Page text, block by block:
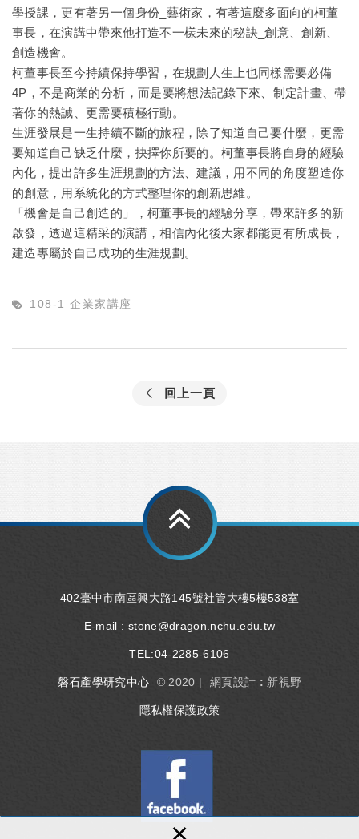
學授課，更有著另一個身份_藝術家，有著這麼多面向的柯董
事長，在演講中帶來他打造不一樣未來的秘訣_創意、創新、
創造機會。
柯董事長至今持續保持學習，在規劃人生上也同樣需要必備
4P，不是商業的分析，而是要將想法記錄下來、制定計畫、帶
著你的熱誠、更需要積極行動。
生涯發展是一生持續不斷的旅程，除了知道自己要什麼，更需
要知道自己缺乏什麼，抉擇你所要的。柯董事長將自身的經驗
內化，提出許多生涯規劃的方法、建議，用不同的角度塑造你
的創意，用系統化的方式整理你的創新思維。
「機會是自己創造的」，柯董事長的經驗分享，帶來許多的新
啟發，透過這精采的演講，相信內化後大家都能更有所成長，
建造專屬於自己成功的生涯規劃。
108-1 企業家講座
回上一頁
402臺中市南區興大路145號社管大樓5樓538室
E-mail : stone@dragon.nchu.edu.tw
TEL:04-2285-6106
磐石產學研究中心 © 2020 | 網頁設計 : 新視野
隱私權保護政策